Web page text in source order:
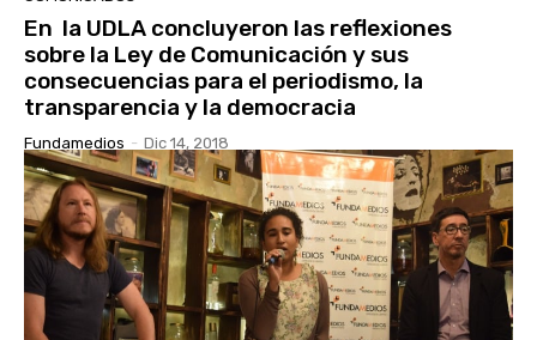
En la UDLA concluyeron las reflexiones
sobre la Ley de Comunicación y sus
consecuencias para el periodismo, la
transparencia y la democracia
Fundamedios - Dic 14, 2018